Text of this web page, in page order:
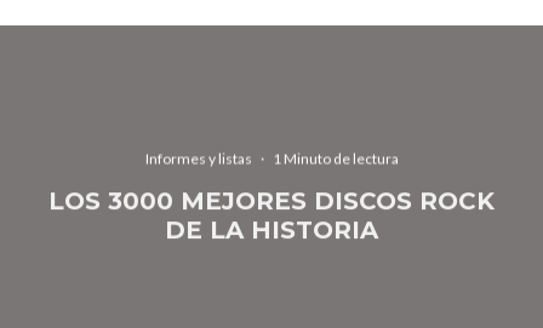
Informes y listas · 1 Minuto de lectura
LOS 3000 MEJORES DISCOS ROCK
DE LA HISTORIA